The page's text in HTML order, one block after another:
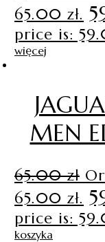
65.00 zł.
price is:
więcej
MEN
65.00zł
65.00 zł.
price is:
koszyka